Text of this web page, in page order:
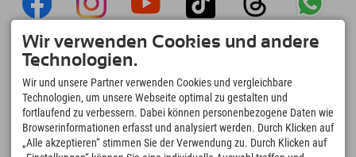
Explorer App
Upload Deiner #ExplorerMoments, Mein
Explorer To Go mit Buchungsübersicht,
Bucketlist, Restaurantübersicht uvm. Jetzt
downloaden!
Wir verwenden Cookies und andere
Technologien.
Wir und unsere Partner verwenden Cookies und vergleichbare
Technologien, um unsere Webseite optimal zu gestalten und
fortlaufend zu verbessern. Dabei können personenbezogene Daten wie
Browserinformationen erfasst und analysiert werden. Durch Klicken auf
„Alle akzeptieren“ stimmen Sie der Verwendung zu. Durch Klicken auf